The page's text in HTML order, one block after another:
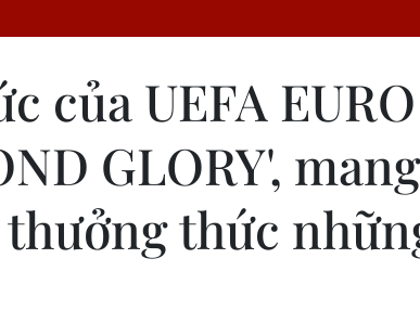
của UEFA
GLORY',
thức